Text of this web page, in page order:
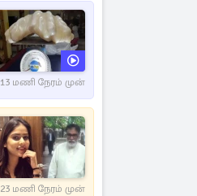
13 மணி நேரம் முன்
23 மணி நேரம் முன்